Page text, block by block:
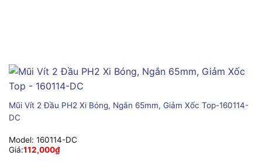
Mũi Vít 2 Đầu PH2 Xi Bóng, Ngắn 65mm, Giảm Xốc Top-160114-
DC
Model: 160114-DC
Giá:112,000₫